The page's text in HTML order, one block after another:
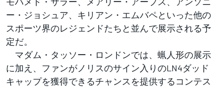
ー・ジョシュア、キリアン・エムバペといった他の
スポーツ界のレジェンドたちと並んで展示される予
定だ。
マダム・タッソー・ロンドンでは、蝋人形の展示
に加え、ファンがノリスのサイン入りのLN4ダッド
キャップを獲得できるチャンスを提供するコンテス